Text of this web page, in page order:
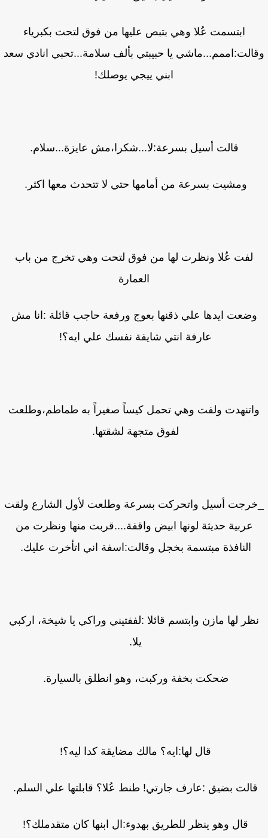
ابتسمت عُلا وهي بتبص عليها من فوق لتحت بكبرياء
يا حبيبتي بألف سلامة...تحبي انادي سعد
ابني ييجي يوصلك!
قالت أسيل بسرعة:لا...شكرا،مش عايزة...سلام.
ومشيت بسرعة من أمامها حتي لا تتحدث معها اكثر.
لفت عُلا ونظرت لها من فوق لتحت وهي تخرج من باب
العمارة
وضعت ايدها علي ذقنها بعوج ورفعة حاجب قائلة :انا مش
عارفة انتي شايفة نفسك علي ايه؟!
ولفت وهي تحمل كيساً صغيراً به طماطم،وطلعت
لفوق متجهة لشقتها.
أسيل واتحركت بسرعة وطلعت لأول الشارع ولقت
عربية حديثة لونها ابيض واقفة....قربت منها ونظرت من
النافذة مبتسمة بخجل وقالت:اسفة اني اتأخرت عليك.
لها مازن وابتسم قائلا :لففتيني وراكي يا شيخة، اركبي
يلا.
ضحكت بخفة وركبت، وهو انطلق بالسيارة.
قال لها:ايه؟ مالك مضايقة كدا ليه؟!
قالت بضيق :عارف جارتي! طنط عُلا؟ قابلتها علي السلم.
قال وهو ينظر للطريق بهدوء:ال ابنها كان متقدملك؟!